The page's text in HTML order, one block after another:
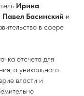
Ирина
Павел Басинский и
в сфере
отсчета для
а уникального
власти и